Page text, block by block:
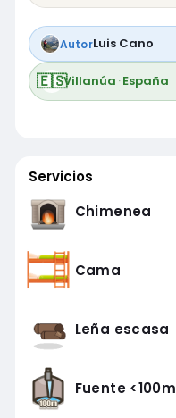
AutorLuis Cano
🇪🇸Villanúa ·España
Servicios
Chimenea
Cama
Leña escasa
Fuente <100m